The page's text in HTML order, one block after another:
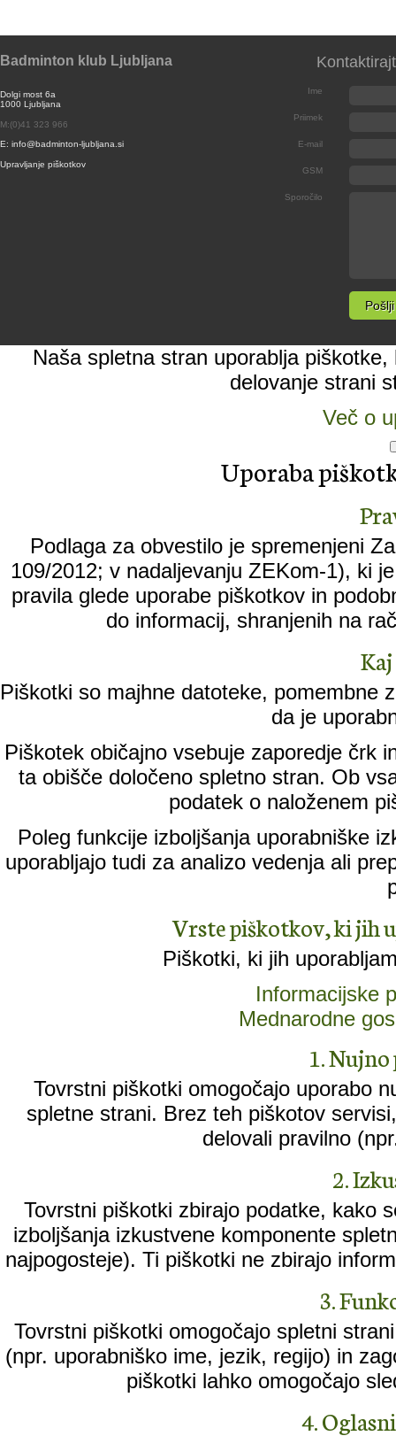
Badminton klub Ljubljana
Dolgi most 6a
1000 Ljubljana
M:(0)41 323 966
E: info@badminton-ljubljana.si
Upravljanje piškotkov
Ime
Priimek
E-mail
GSM
Sporočilo
Naša spletna stran uporablja
delovanje strani
Več o
Uporaba
Podlaga za obvestilo je spremenjeni
109/2012; v nadaljevanju ZEKom-1), ki
pravila glede uporabe piškotkov in
do informacij, shranjenih na
Piškotki so majhne datoteke, pomembne
da je
Piškotek običajno vsebuje zaporedje črk
ta obišče določeno spletno stran. Ob
podatek o naloženem
Poleg funkcije izboljšanja uporabniške
uporabljajo tudi za analizo vedenja ali
Vrste piškotkov, ki jih
Piškotki, ki jih
Informacijske
Mednarodne
1.
Tovrstni piškotki omogočajo uporabo
spletne strani. Brez teh piškotov
delovali pravilno
2.
Tovrstni piškotki zbirajo podatke, kako
izboljšanja izkustvene komponente
najpogosteje). Ti piškotki ne zbirajo
3.
Tovrstni piškotki omogočajo spletni
(npr. uporabniško ime, jezik, regijo) in
piškotki lahko omogočajo
4.